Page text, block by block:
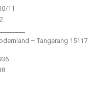
11
– Tangerang 15117